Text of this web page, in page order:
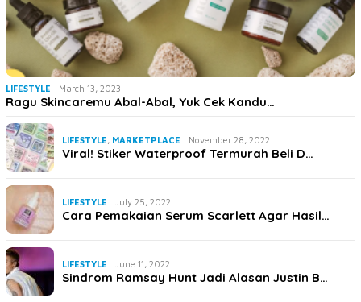
LIFESTYLE March 13, 2023
Ragu Skincaremu Abal-Abal, Yuk Cek Kandu…
LIFESTYLE, MARKETPLACE November 28, 2022
Viral! Stiker Waterproof Termurah Beli D…
LIFESTYLE July 25, 2022
Cara Pemakaian Serum Scarlett Agar Hasil…
LIFESTYLE June 11, 2022
Sindrom Ramsay Hunt Jadi Alasan Justin B…